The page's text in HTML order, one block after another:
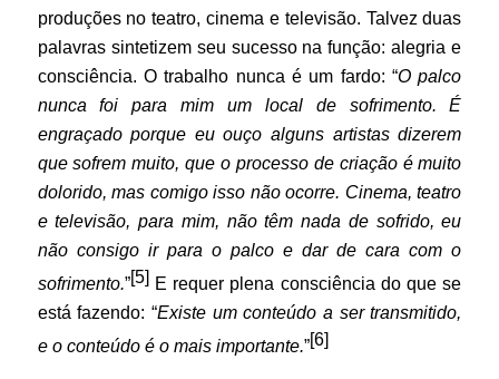
produções no teatro, cinema e televisão. Talvez duas
palavras sintetizem seu sucesso na função: alegria e
consciência. O trabalho nunca é um fardo: “O palco
nunca foi para mim um local de sofrimento. É
engraçado porque eu ouço alguns artistas dizerem
que sofrem muito, que o processo de criação é muito
dolorido, mas comigo isso não ocorre. Cinema, teatro
e televisão, para mim, não têm nada de sofrido, eu
não consigo ir para o palco e dar de cara com o
sofrimento.”[5]E requer plena consciência do que se
está fazendo: “Existe um conteúdo a ser transmitido,
e o conteúdo é o mais importante.”[6]